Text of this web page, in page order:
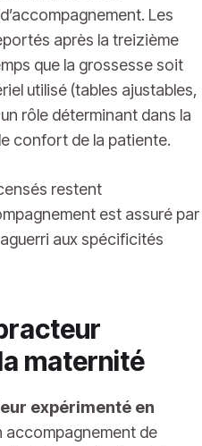
Les
après la treizième
que la grossesse soit
utilisé (tables ajustables,
rôle déterminant dans la
confort de la patiente.
restent
est assuré par
aux spécificités
maternité
expérimenté en
accompagnement de